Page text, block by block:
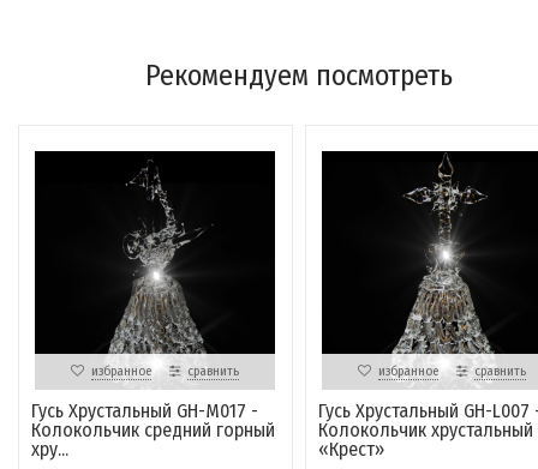
Рекомендуем посмотреть
избранное сравнить
Гусь Хрустальный GH-M017 -
Колокольчик средний горный
хру...
избранное сравнить
Гусь Хрустальный GH-L007
Колокольчик хрустальный
«Крест»